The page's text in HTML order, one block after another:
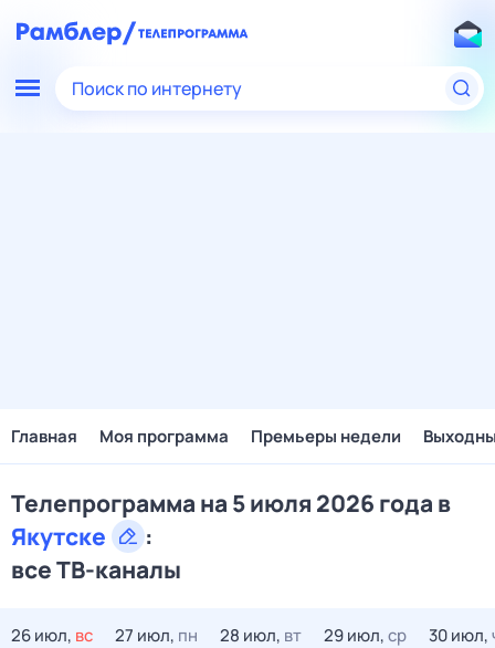
Поиск по интернету
Главная Моя программа Премьеры недели
Телепрограмма на 5 июля 2026 года в
Якутске
:
все ТВ-каналы
26 июл, вс 27 июл, пн 28 июл, вт 29 июл,ср 30 июл,